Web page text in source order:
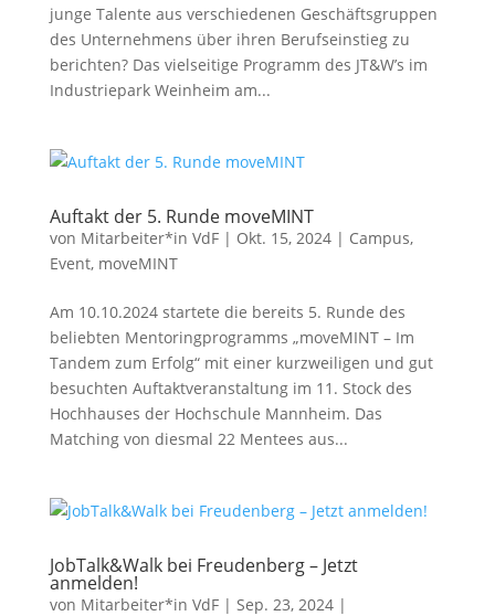
junge Talente aus verschiedenen Geschäftsgruppen
des Unternehmens über ihren Berufseinstieg zu
berichten? Das vielseitige Programm des JT&W’s im
Industriepark Weinheim am...
Auftakt der 5. Runde moveMINT
von Mitarbeiter*in VdF| Okt. 15, 2024| Campus,
Event, moveMINT
Am 10.10.2024 startete die bereits 5. Runde des
beliebten Mentoringprogramms „moveMINT – Im
Tandem zum Erfolg“ mit einer kurzweiligen und gut
besuchten Auftaktveranstaltung im 11. Stock des
Hochhauses der Hochschule Mannheim. Das
Matching von diesmal 22 Mentees aus...
JobTalk&Walk bei Freudenberg – Jetzt
anmelden!
von Mitarbeiter*in VdF| Sep. 23, 2024|